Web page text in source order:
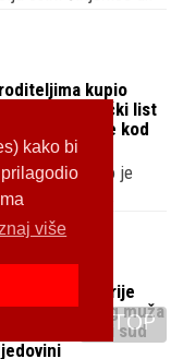
kako bi
više
Transfer
odradio je stric
Kenana
Hajduka, a brat je
otkrivamo što
osim činjenice d..
kupio
sebi, vlasnički list
vlasnik iako je kod
TOP